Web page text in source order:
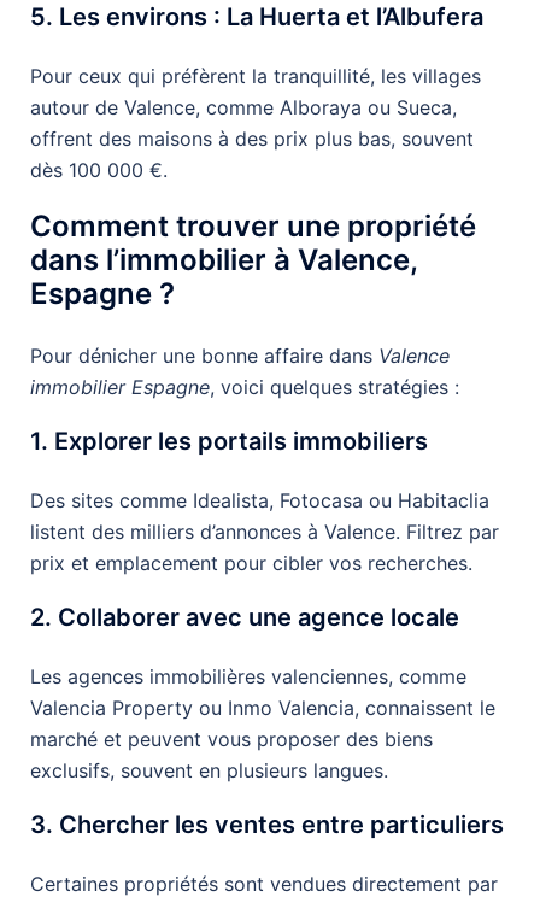
5. Les environs : La Huerta et l’Albufera
Pour ceux qui préfèrent la tranquillité, les villages
autour de Valence, comme Alboraya ou Sueca,
offrent des maisons à des prix plus bas, souvent
dès 100 000 €.
Comment trouver une propriété
dans l’immobilier à Valence,
Espagne ?
Pour dénicher une bonne affaire dans Valence
immobilier Espagne, voici quelques stratégies :
1. Explorer les portails immobiliers
Des sites comme Idealista, Fotocasa ou Habitaclia
listent des milliers d’annonces à Valence. Filtrez par
prix et emplacement pour cibler vos recherches.
2. Collaborer avec une agence locale
Les agences immobilières valenciennes, comme
Valencia Property ou Inmo Valencia, connaissent le
marché et peuvent vous proposer des biens
exclusifs, souvent en plusieurs langues.
3. Chercher les ventes entre particuliers
Certaines propriétés sont vendues directement par